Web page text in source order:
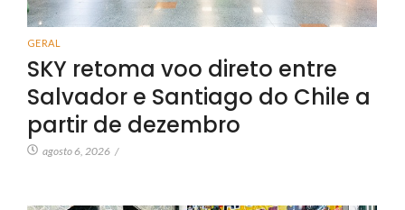
GERAL
SKY retoma voo direto entre
Salvador e Santiago do Chile a
partir de dezembro
agosto 6, 2026 /